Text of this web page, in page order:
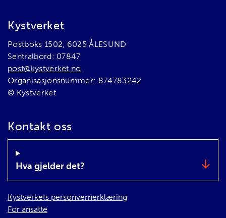
Bunnområde
Kystverket
Postboks 1502, 6025 ÅLESUND
Sentralbord: 07847
post@kystverket.no
Organisasjonsnummer: 874783242
© Kystverket
Kontakt oss
Hva gjelder det?
Kystverkets personvernerklæring
For ansatte